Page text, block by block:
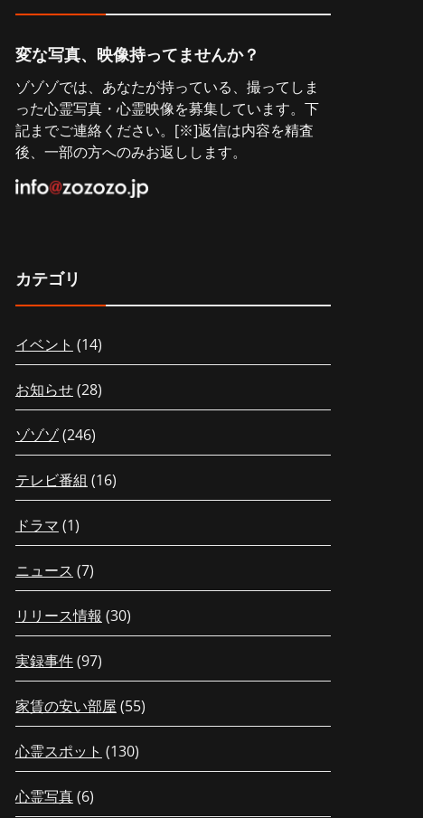
変な写真、映像持ってませんか？
ゾゾゾでは、あなたが持っている、撮ってしま
った心霊写真・心霊映像を募集しています。下
記までご連絡ください。[※]返信は内容を精査
後、一部の方へのみお返しします。
カテゴリ
イベント (14)
お知らせ(28)
ゾゾゾ(246)
テレビ番組 (16)
ドラマ (1)
ニュース (7)
リリース情報 (30)
実録事件(97)
家賃の安い部屋 (55)
心霊スポット (130)
心霊写真(6)